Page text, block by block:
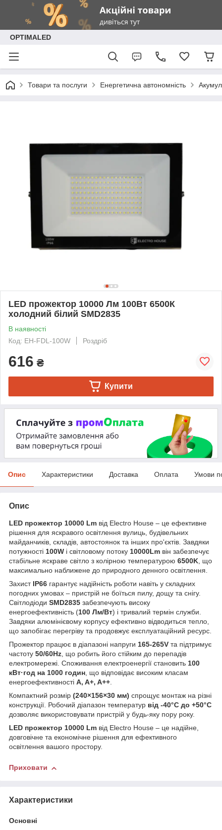
OPTIMALED
Товари та послуги Енергетична автономність
LED прожектор 10000 Лм 100Вт 6500К
холодний білий SMD2835
В наявності
Код: EH-FDL-100W
Роздріб
616 ₴
Купити
Опис Характеристики Доставка Оплата Умови
Опис
LED прожектор 10000 Lm від Electro House – це ефективне
рішення для яскравого освітлення вулиць, будівельних
майданчиків, складів, автостоянок та інших про'єктів. Завдяки
потужності 100W і світловому потоку 10000Lm він забезпечує
стабільне яскраве світло з колірною температурою 6500K, що
максимально наближене до природного денного освітлення.
Захист IP66 гарантує надійність роботи навіть у складних
погодних умовах – пристрій не боїться пилу, дощу та снігу.
Світлодіоди SMD2835 забезпечують високу
енергоефективність (100 Лм/Вт) і тривалий термін служби.
Завдяки алюмінієвому корпусу ефективно відводиться тепло,
що запобігає перегріву та продовжує експлуатаційний ресурс.
Прожектор працює в діапазоні напруги 165-265V та підтримує
частоту 50/60Hz, що робить його стійким до перепадів
електромережі. Споживання електроенергії становить 100
кВт·год на 1000 годин, що відповідає високим класам
енергоефективності A, A+, A++.
Компактний розмір (240×156×30 мм) спрощує монтаж на різні
конструкції. Робочий діапазон температур від -40°C до +50°C
дозволяє використовувати пристрій у будь-яку пору року.
LED прожектор 10000 Lm від Electro House – це надійне,
довговічне та економічне рішення для ефективного
освітлення вашого простору.
Приховати
Характеристики
Основні